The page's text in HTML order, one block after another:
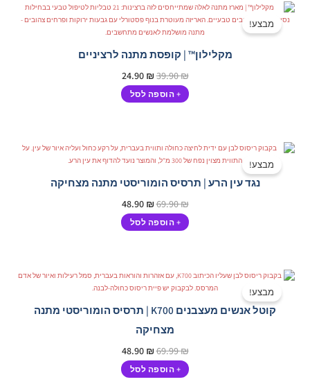
מבצע!
מקלילון™ | קופסת מתנה לרציניים
39.90₪
המחיר
המקורי
היה:
24.90 ₪
המחיר
הנוכחי
הוא:
+ הוספה לסל
מבצע!
נגד עין הרע | תרסיס הומוריסטי מתנה מצחיקה
69.90₪
המחיר
המקורי
69.90 ₪.
48.90 ₪
המחיר
הנוכחי
48.90 ₪.
+ הוספה לסל
מבצע!
קוטל אנשים מעצבנים K700 | תרסיס הומוריסטי מתנה
מצחיקה
69.99₪
המחיר
המקורי
69.99 ₪.
48.90 ₪
המחיר
הנוכחי
48.90 ₪.
+ הוספה לסל